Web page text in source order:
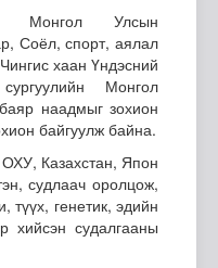
Монгол Улсын
Соёл, спорт, аялал
хаан Үндэсний
Монгол
наадмыг зохион
байгуулж байна.
Казахстан, Япон
судлаач оролцож,
түүх, генетик, эдийн
хийсэн судалгааны